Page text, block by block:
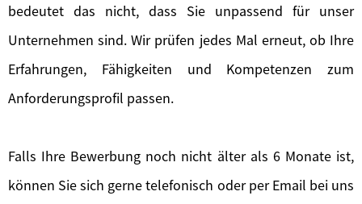
bedeutet das nicht, dass Sie unpassend für unser
Unternehmen sind. Wir prüfen jedes Mal erneut, ob Ihre
Erfahrungen, Fähigkeiten und Kompetenzen zum
Anforderungsprofil passen.
Falls Ihre Bewerbung noch nicht älter als 6 Monate ist,
können Sie sich gerne telefonisch oder per Email bei uns